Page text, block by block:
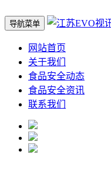
导航菜单
网站首页
关于我们
食品安全动态
食品安全资讯
联系我们